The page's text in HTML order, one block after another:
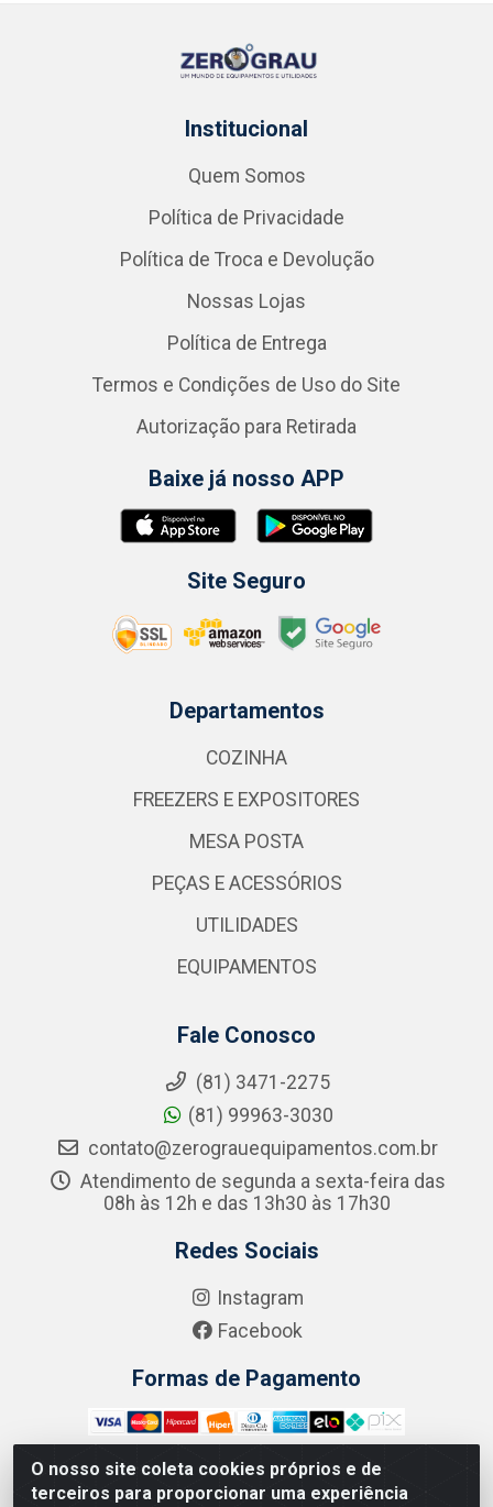
O nosso site coleta cookies próprios e de
terceiros para proporcionar uma experiência
Institucional
Quem Somos
Política de Privacidade
Política de Troca e Devolução
Nossas Lojas
Política de Entrega
Termos e Condições de Uso do Site
Autorização para Retirada
Baixe já nosso APP
Site Seguro
Departamentos
COZINHA
FREEZERS E EXPOSITORES
MESA POSTA
PEÇAS E ACESSÓRIOS
UTILIDADES
EQUIPAMENTOS
Fale Conosco
(81) 3471-2275
(81) 99963-3030
contato@zerograuequipamentos.com.br
Atendimento de segunda a sexta-feira das
08h às 12h e das 13h30 às 17h30
Redes Sociais
Instagram
Facebook
Formas de Pagamento